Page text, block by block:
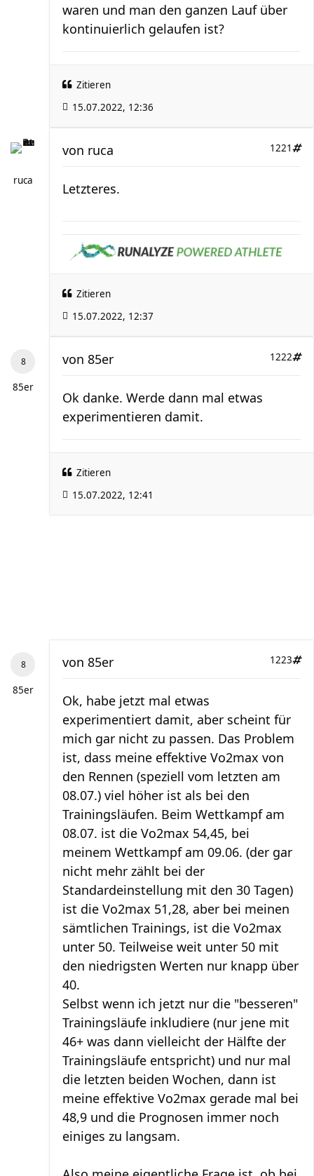
waren und man den ganzen Lauf über
kontinuierlich gelaufen ist?
Zitieren
15.07.2022, 12:36
ruca
1221
von ruca
Letzteres.
Zitieren
15.07.2022, 12:37
85er
1222
von 85er
Ok danke. Werde dann mal etwas
experimentieren damit.
Zitieren
15.07.2022, 12:41
85er
1223
von 85er
Ok, habe jetzt mal etwas
experimentiert damit, aber scheint für
mich gar nicht zu passen. Das Problem
ist, dass meine effektive Vo2max von
den Rennen (speziell vom letzten am
08.07.) viel höher ist als bei den
Trainingsläufen. Beim Wettkampf am
08.07. ist die Vo2max 54,45, bei
meinem Wettkampf am 09.06. (der gar
nicht mehr zählt bei der
Standardeinstellung mit den 30 Tagen)
ist die Vo2max 51,28, aber bei meinen
sämtlichen Trainings, ist die Vo2max
unter 50. Teilweise weit unter 50 mit
den niedrigsten Werten nur knapp über
40.
Selbst wenn ich jetzt nur die "besseren"
Trainingsläufe inkludiere (nur jene mit
46+ was dann vielleicht der Hälfte der
Trainingsläufe entspricht) und nur mal
die letzten beiden Wochen, dann ist
meine effektive Vo2max gerade mal bei
48,9 und die Prognosen immer noch
einiges zu langsam.